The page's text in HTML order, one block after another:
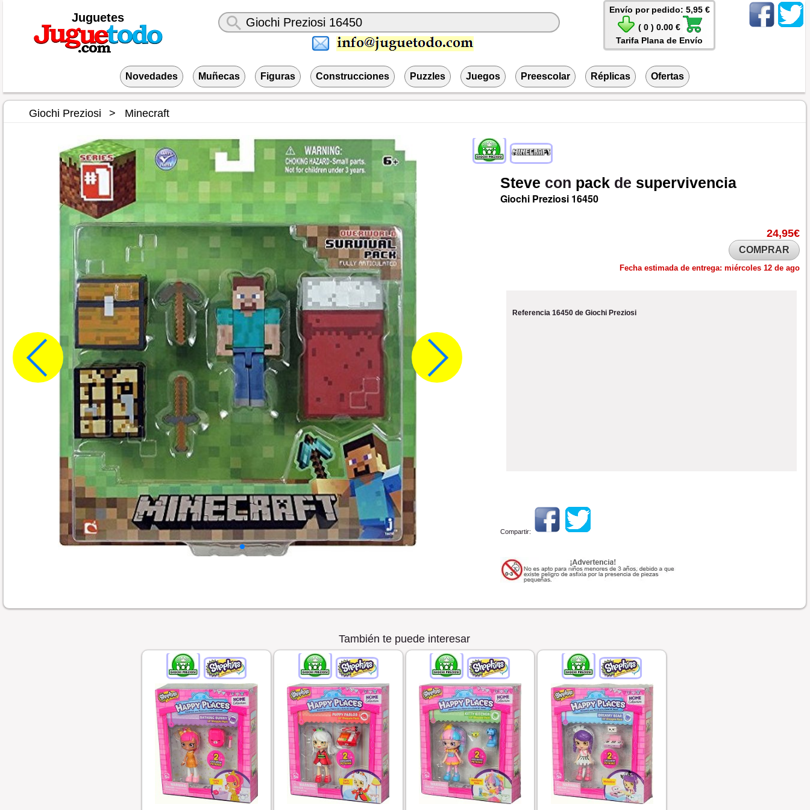
Juguetes
Envío por pedido: 5,95 €
( 0 ) 0.00 €
Tarifa Plana de Envío
Novedades Muñecas Figuras Construcciones Puzzles Juegos Preescolar Réplicas Ofertas
Giochi Preziosi Minecraft
Steve con pack de supervivencia
Giochi Preziosi 16450
24,95€
COMPRAR
Fecha estimada de entrega: miércoles 12 de ago
Referencia 16450 de Giochi Preziosi
Compartir:
También te puede interesar